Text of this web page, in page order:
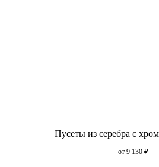
Пусеты из серебра с
от 9 130 ₽